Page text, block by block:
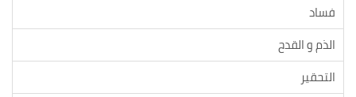
فساد
الذم و القدح
التحقير